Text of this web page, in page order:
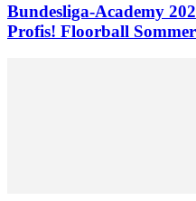
Bundesliga-Academy
Profis! Floorball